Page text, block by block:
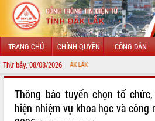
TRANG CHỦ CHÍNH QUYỀN CÔNG DÂN
Thứ bảy, 08/08/2026
LÃNH ĐẠO UBND TỈNH
Thông báo tuyển chọn tổ
hiện nhiệm vụ khoa học và